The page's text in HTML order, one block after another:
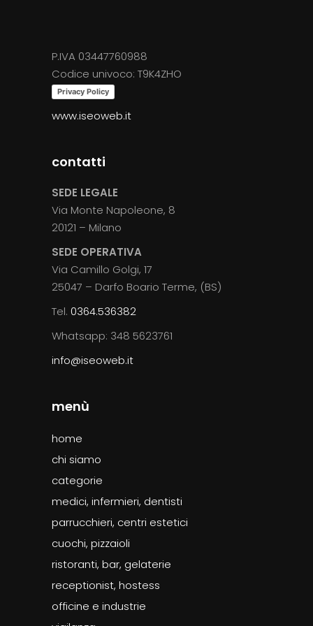
P.IVA 03447760988
Codice univoco: T9K4ZHO
Privacy Policy
www.iseoweb.it
contatti
SEDE LEGALE
Via Monte Napoleone, 8
20121 – Milano
SEDE OPERATIVA
Via Camillo Golgi, 17
25047 – Darfo Boario Terme, (BS)
Tel. 0364.536382
Whatsapp: 348 5623761
info@iseoweb.it
menù
home
chi siamo
categorie
medici, infermieri, dentisti
parrucchieri, centri estetici
cuochi, pizzaioli
ristoranti, bar, gelaterie
receptionist, hostess
officine e industrie